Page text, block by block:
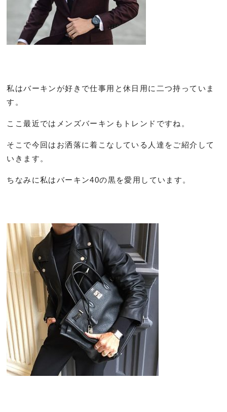
私はバーキンが好きで仕事用と休日用に二つ持っていま
す。
ここ最近ではメンズバーキンもトレンドですね。
そこで今回はお洒落に着こなしている人達をご紹介して
いきます。
ちなみに私はバーキン40の黒を愛用しています。